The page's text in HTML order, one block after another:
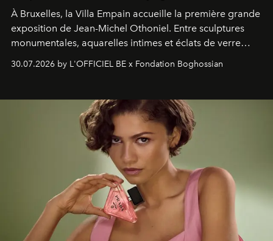
À Bruxelles, la Villa Empain accueille la première grande
exposition de Jean-Michel Othoniel. Entre sculptures
monumentales, aquarelles intimes et éclats de verre
émotionnel où chaque œuvre devient le souvenir
émerveillement.
30.07.2026 by L'OFFICIEL BE x Fondation Boghossian